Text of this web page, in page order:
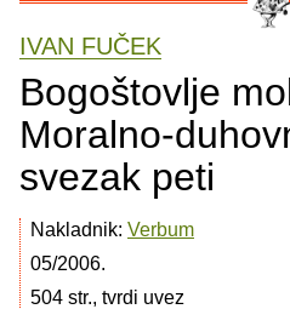
IVAN FUČEK
Bogoštovlje
Moralno-
svezak peti
Nakladnik: Verbum
05/2006.
504 str., tvrdi uvez